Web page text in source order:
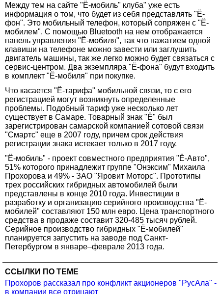
Между тем на сайте "Ё-мобиль" клуба" уже есть
информация о том, что будет из себя представлять "Ё-
фон". Это мобильный телефон, который сопряжен с "Ё-
мобилем". С помощью Bluetooth на нем отображается
панель управления "Ё-мобиля", так что нажатием одной
клавиши на телефоне можно завести или заглушить
двигатель машины, так же легко можно будет связаться с
сервис-центром. Два экземпляра "Ё-фона" будут входить
в комплект "Ё-мобиля" при покупке.
Что касается "Ё-тарифа" мобильной связи, то с его
регистрацией могут возникнуть определенные
проблемы. Подобный тариф уже несколько лет
существует в Самаре. Товарный знак "Ё" был
зарегистрирован самарской компанией сотовой связи
"Смартс" еще в 2007 году, причем срок действия
регистрации знака истекает только в 2017 году.
"Ё-мобиль" - проект совместного предприятия "Ё-Авто",
51% которого принадлежит группе "Онэксим" Михаила
Прохорова и 49% - ЗАО "Яровит Моторс". Прототипы
трех российских гибридных автомобилей были
представлены в конце 2010 года. Инвестиции в
разработку и организацию серийного производства "Ё-
мобилей" составляют 150 млн евро. Цена транспортного
средства в продаже составит 320-485 тысяч рублей.
Серийное производство гибридных "Ё-мобилей"
планируется запустить на заводе под Санкт-
Петербургом в январе–феврале 2013 года.
ССЫЛКИ ПО ТЕМЕ
Прохоров рассказал про конфликт акционеров "РусАла" -
в компании все отрицают